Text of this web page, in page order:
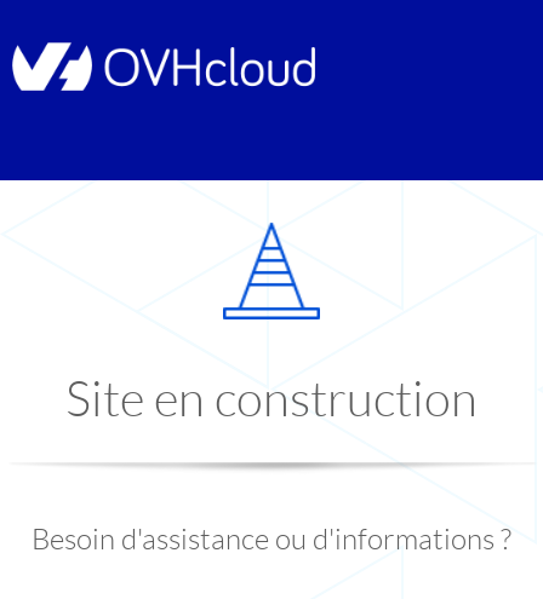
Site en construction
Besoin d'assistance ou d'informations ?